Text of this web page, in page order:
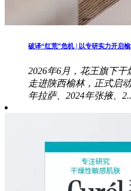
破译“红荒”危机 | 以专研实力开启
2026年6月，花王旗下
走进陕西榆林，正式启
年拉萨、2024年张掖、2..